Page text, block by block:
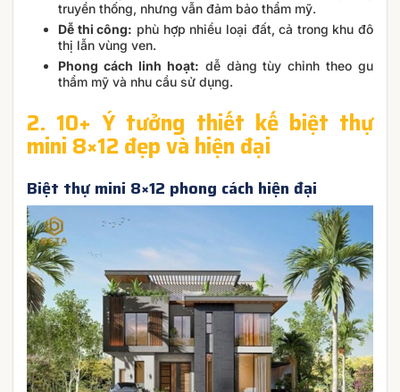
truyền thống, nhưng vẫn đảm bảo thẩm mỹ.
Dễ thi công: phù hợp nhiều loại đất, cả trong khu đô
thị lẫn vùng ven.
Phong cách linh hoạt: dễ dàng tùy chỉnh theo gu
thẩm mỹ và nhu cầu sử dụng.
2. 10+ Ý tưởng thiết kế biệt thự
mini 8×12 đẹp và hiện đại
Biệt thự mini 8×12 phong cách hiện đại